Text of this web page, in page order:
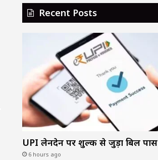
Recent Posts
UPI लेनदेन पर शुल्क से जुड़ा बिल पास
6 hours ago